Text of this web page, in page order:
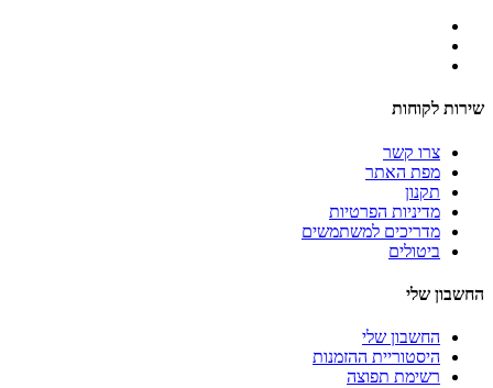
שירות לקוחות
צרו קשר
מפת האתר
תקנון
מדיניות הפרטיות
מדריכים למשתמשים
ביטולים
החשבון שלי
החשבון שלי
היסטוריית ההזמנות
רשימת תפוצה